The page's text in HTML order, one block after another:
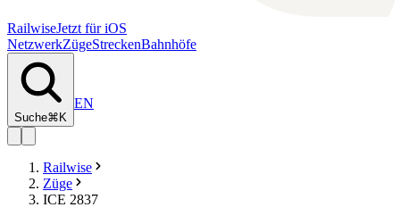
RailwiseJetzt für iOS
NetzwerkZügeStreckenBahnhöfe
Suche⌘K
EN
Railwise
Züge
ICE 2837